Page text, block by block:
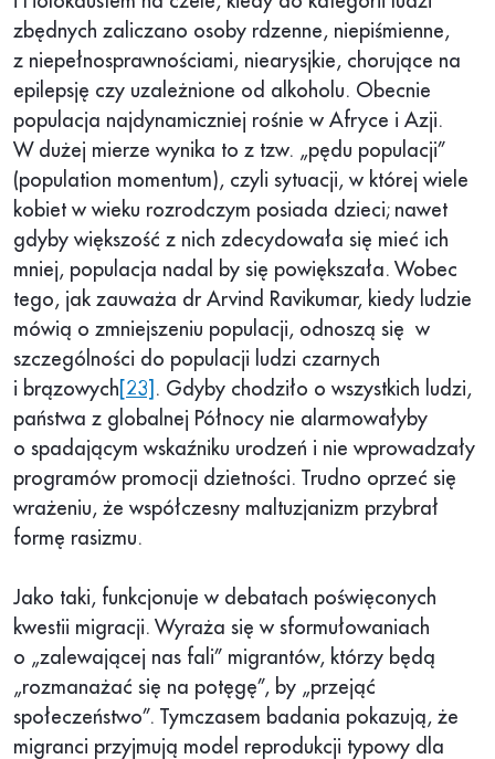
zbędnych zaliczano osoby rdzenne, niepiśmienne,
z niepełnosprawnościami, niearysjkie, chorujące na
epilepsję czy uzależnione od alkoholu. Obecnie
populacja najdynamiczniej rośnie w Afryce i Azji.
W dużej mierze wynika to z tzw. „pędu populacji”
(population momentum), czyli sytuacji, w której wiele
kobiet w wieku rozrodczym posiada dzieci; nawet
gdyby większość z nich zdecydowała się mieć ich
mniej, populacja nadal by się powiększała. Wobec
tego, jak zauważa dr Arvind Ravikumar, kiedy ludzie
mówią o zmniejszeniu populacji, odnoszą się w
szczególności do populacji ludzi czarnych
i brązowych [23] . Gdyby chodziło o wszystkich ludzi,
państwa z globalnej Północy nie alarmowałyby
o spadającym wskaźniku urodzeń i nie wprowadzały
programów promocji dzietności. Trudno oprzeć się
wrażeniu, że współczesny maltuzjanizm przybrał
formę rasizmu.
Jako taki, funkcjonuje w debatach poświęconych
kwestii migracji. Wyraża się w sformułowaniach
o „zalewającej nas fali” migrantów, którzy będą
„rozmanażać się na potęgę”, by „przejąć
społeczeństwo”. Tymczasem badania pokazują, że
migranci przyjmują model reprodukcji typowy dla